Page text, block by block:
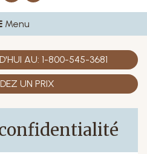
Menu
AU: 1-800-545-3681
UN PRIX